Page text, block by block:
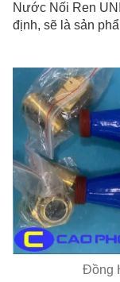
Nước Nối Ren
định, sẽ là sản
Đồng